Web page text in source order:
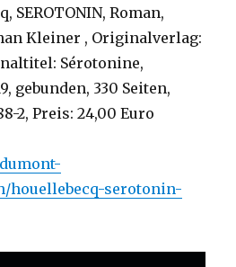
SEROTONIN, Roman,
Kleiner , Originalverlag:
Sérotonine,
gebunden, 330 Seiten,
2, Preis: 24,00 Euro
houellebecq-serotonin-